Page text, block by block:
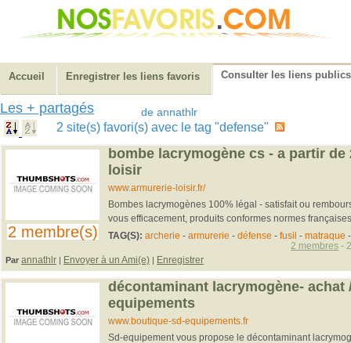
Accueil Enregistrer les liens favoris Consulter les liens publics
Les + partagés de annathlr
2 site(s) favori(s) avec le tag "defense"
2 membre(s)
bombe lacrymogène cs - a partir de
loisir
www.armurerie-loisir.fr/
Bombes lacrymogènes 100% légal - satisfait ou
vous efficacement, produits conformes normes françaises
TAG(S): archerie - armurerie - défense - fusil - matraque
Par annathlr | Envoyer à un Ami(e) | Enregistrer
2 membres -
décontaminant lacrymogène- achat
equipements
www.boutique-sd-equipements.fr
Sd-equipement vous propose le décontaminant